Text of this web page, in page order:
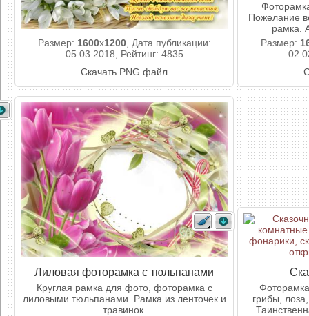
Размер: 1600x1200, Дата публикации:
05.03.2018, Рейтинг: 4835
Скачать PNG файл
Пожелание
рамка.
Размер:
Лиловая фоторамка с тюльпанами
Круглая рамка для фото, фоторамка с
лиловыми тюльпанами. Рамка из ленточек и
травинок.
грибы,